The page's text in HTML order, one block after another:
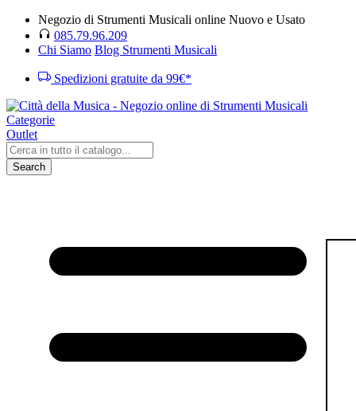
Negozio di Strumenti Musicali online Nuovo e Usato
085.79.96.209
Chi Siamo Blog Strumenti Musicali
Spedizioni gratuite da 99€*
Categorie
Outlet
Search